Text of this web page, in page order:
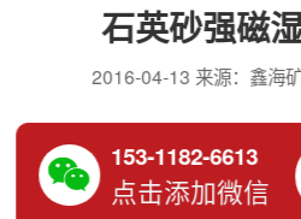
石英砂强磁
2016-04-13 来源：鑫海
153-1182-6613
点击添加微信